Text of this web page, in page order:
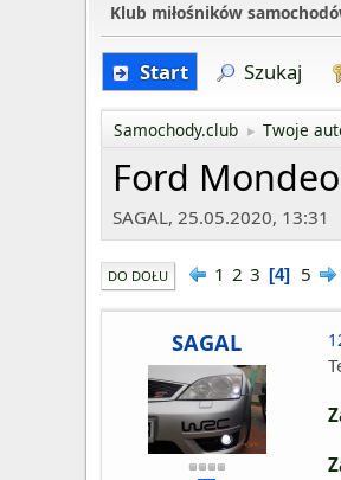
Klub miłośników
Start Szukaj
Samochody.club ► Twoje
Ford
SAGAL, 25.05.2020, 13:31
DO DOŁU 1 2 3 4 5
SAGAL